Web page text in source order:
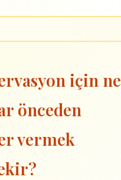
için ne
önceden
vermek